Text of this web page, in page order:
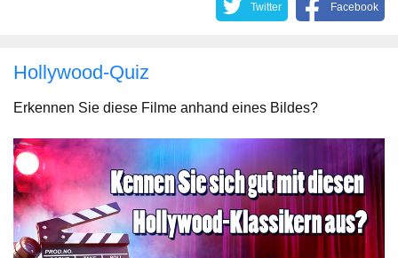
Twitter Facebook
Hollywood-Quiz
Erkennen Sie diese Filme anhand eines Bildes?